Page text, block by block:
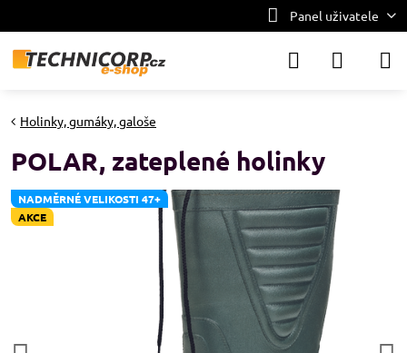
Panel uživatele
NADMĚRNÉ VELIKOSTI 47+
AKCE
Holinky, gumáky, galoše
POLAR, zateplené holinky